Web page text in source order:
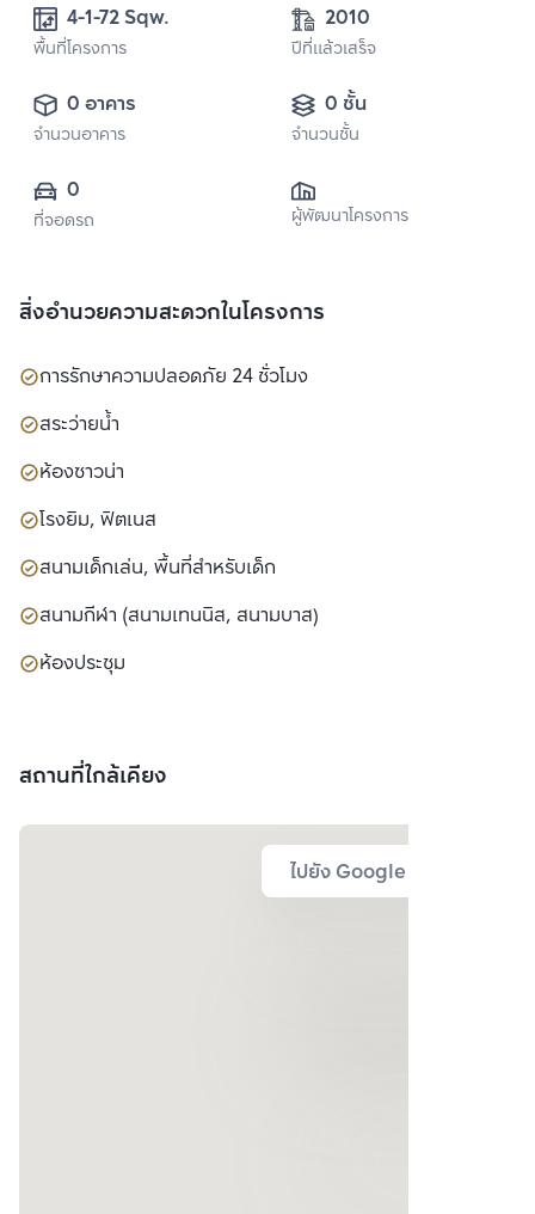
4-1-72 Sqw.
พื้นที่โครงการ
2010
ปีที่แล้วเสร็จ
0 อาคาร
จำนวนอาคาร
0 ชั้น
จำนวนชั้น
0
ที่จอดรถ ผู้พัฒนาโครงการ
สิ่งอำนวยความสะดวกในโครงการ
การรักษาความปลอดภัย 24 ชั่วโมง
สระว่ายน้ำ
ห้องซาวน่า
โรงยิม, ฟิตเนส
สนามเด็กเล่น, พื้นที่สำหรับเด็ก
สนามกีฬา (สนามเทนนิส, สนามบาส)
ห้องประชุม
สถานที่ใกล้เคียง
ไปยัง Google Map